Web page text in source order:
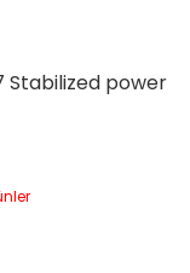
Stabilized power